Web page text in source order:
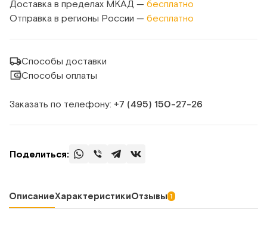
Доставка в пределах МКАД — бесплатно
Отправка в регионы России — бесплатно
Способы доставки
Способы оплаты
Заказать по телефону: +7 (495) 150‑27‑26
Поделиться:
ОписаниеХарактеристикиОтзывы 1